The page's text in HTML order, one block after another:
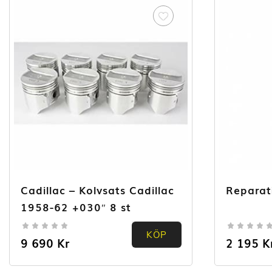
Cadillac – Kolvsats Cadillac
1958-62 +030″ 8 st
0.00
5
9 690 Kr KÖP
0.00
5
2 195